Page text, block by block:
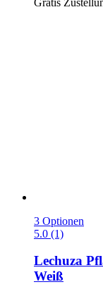
3 Optionen
5.0 (1)
Lechuza
Weiß